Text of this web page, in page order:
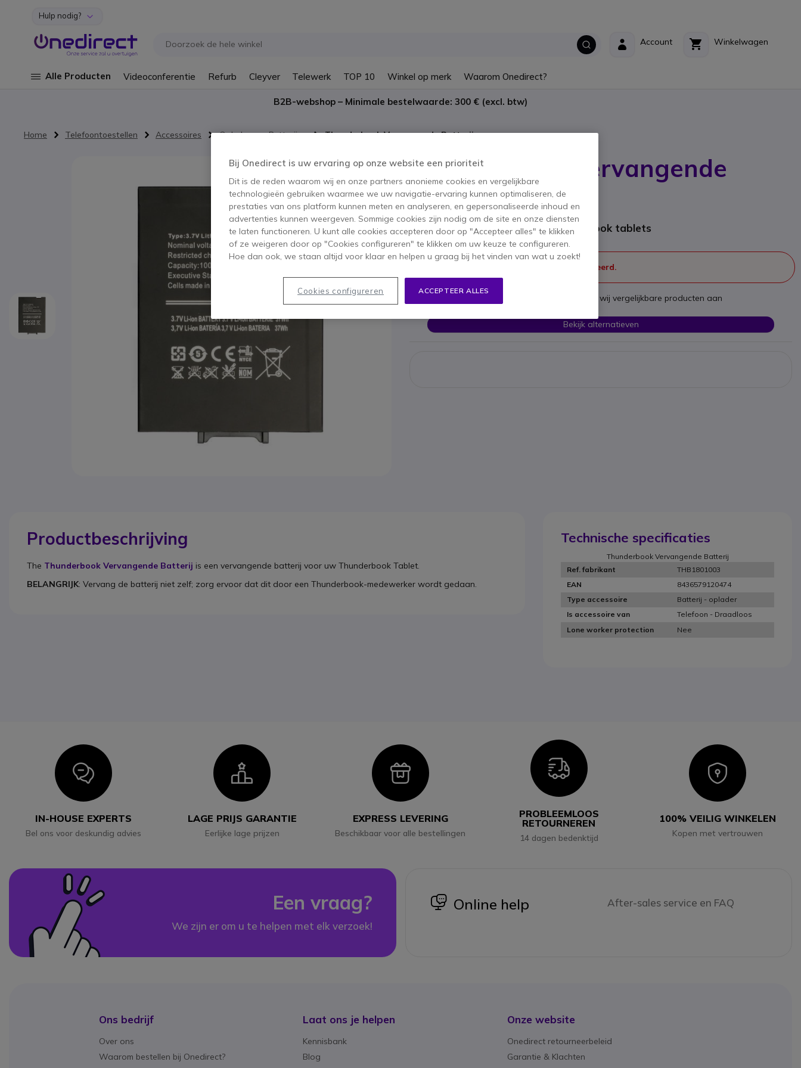
Ga naar de inhoud
Hulp nodig?
Winkelwagen
Account
Alle Producten Videoconferentie Refurb Cleyver Telewerk TOP 10 Winkel op merk Waarom Onedirect?
B2B-webshop – Minimale bestelwaarde: 300 € (excl. btw)
Home Telefoontoestellen Accessoires Opladers en Batterijen Thunderbook Vervangende Batterij
Thunderbook Vervangende
Batterij
SKU THUN1801003 // Referentie fabrikant: THB1801003
Vervangende batterij voor Thunderbook tablets
Dit product wordt niet meer geproduceerd.
Om u van dienst te zijn bieden wij vergelijkbare producten aan
Bekijk alternatieven
Productbeschrijving
The Thunderbook Vervangende Batterij is een vervangende batterij voor uw Thunderbook Tablet.
BELANGRIJK: Vervang de batterij niet zelf; zorg ervoor dat dit door een Thunderbook-medewerker wordt gedaan.
Technische specificaties
Thunderbook Vervangende Batterij
Ref. fabrikant
THB1801003
EAN
8436579120474
Type accessoire
Batterij - oplader
Is accessoire van
Telefoon - Draadloos
Lone worker protection
Nee
Icon
IN-HOUSE EXPERTS
Bel ons voor deskundig advies
Icon
LAGE PRIJS GARANTIE
Eerlijke lage prijzen
Icon
EXPRESS LEVERING
Beschikbaar voor alle bestellingen
Icon
PROBLEEMLOOS
RETOURNEREN
14 dagen bedenktijd
Icon
100% VEILIG WINKELEN
Kopen met vertrouwen
Een vraag?
We zijn er om u te helpen met elk verzoek!
icon
Online help After-sales service en FAQ
Ons bedrijf
Over ons
Waarom bestellen bij Onedirect?
Laat ons je helpen
Kennisbank
Blog
Onze website
Onedirect retourneerbeleid
Garantie & Klachten
Bij Onedirect is uw ervaring op onze website een prioriteit
Dit is de reden waarom wij en onze partners anonieme cookies en vergelijkbare
technologieën gebruiken waarmee we uw navigatie-ervaring kunnen optimaliseren, de
prestaties van ons platform kunnen meten en analyseren, en gepersonaliseerde inhoud en
advertenties kunnen weergeven. Sommige cookies zijn nodig om de site en onze diensten
te laten functioneren. U kunt alle cookies accepteren door op "Accepteer alles" te klikken
of ze weigeren door op "Cookies configureren" te klikken om uw keuze te configureren.
Hoe dan ook, we staan altijd voor klaar en helpen u graag bij het vinden van wat u zoekt!
ACCEPTEER ALLES
Cookies configureren